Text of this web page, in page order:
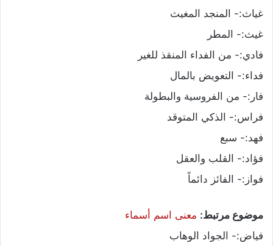
غياث:- المنجد المغيث
غيث:- المطر
فادي:- من الفداء المنقذ للغير
فداء:- التعويض بالمال
فار:- من الفروسية والبطولة
فراس:- الذكي المتوقد
فهد:- سبع
فؤاد:- القلب والعقل
فواز:- الفائز دائماً
موضوع مرتبط: معنى اسم أسماء
فياض:- الجواد الوهاب